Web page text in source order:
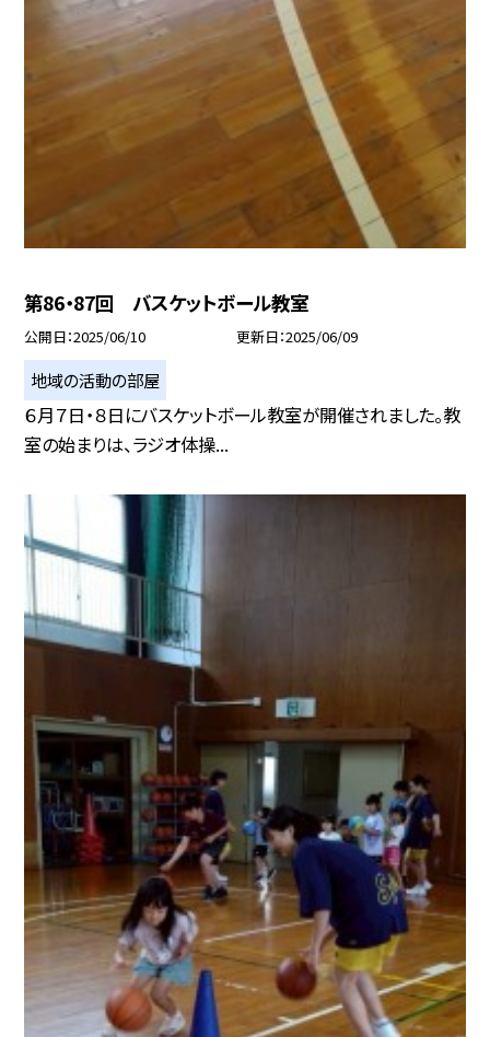
第86・87回 バスケットボール教室
公開日 2025/06/10 更新日 2025/06/09
地域の活動の部屋
６月７日・８日にバスケットボール教室が開催されました。教
室の始まりは、ラジオ体操...